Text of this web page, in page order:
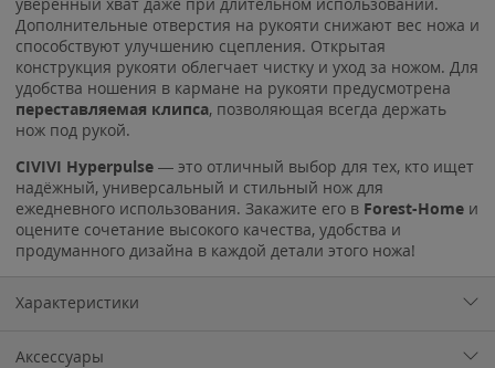
Дополнительные отверстия на рукояти снижают вес ножа и
способствуют улучшению сцепления. Открытая
конструкция рукояти облегчает чистку и уход за ножом. Для
удобства ношения в кармане на рукояти предусмотрена
переставляемая клипса, позволяющая всегда держать
нож под рукой.
CIVIVI Hyperpulse — это отличный выбор для тех, кто ищет
надёжный, универсальный и стильный нож для
ежедневного использования. Закажите его в Forest-Home и
оцените сочетание высокого качества, удобства и
продуманного дизайна в каждой детали этого ножа!
Характеристики
Аксессуары